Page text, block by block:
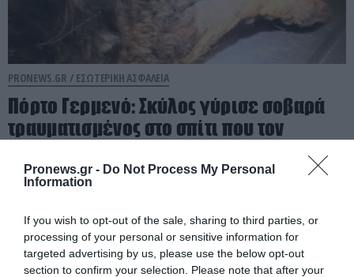
Pronews.gr - Do Not Process My Personal
Information
If you wish to opt-out of the sale, sharing to third parties, or
processing of your personal or sensitive information for
targeted advertising by us, please use the below opt-out
section to confirm your selection. Please note that after your
PRONEWS.GR / ΕΣΩΤΕΡΙΚΗ ΑΣΦΑΛΕΙΑ
Πόρτο Γερμενό: Σκύλος γύρισε σοβαρά
τραυματισμένος στο σπίτι που τον
φρόντιζαν μία εβδομάδα μετά τη φωτιά
(φώτο)